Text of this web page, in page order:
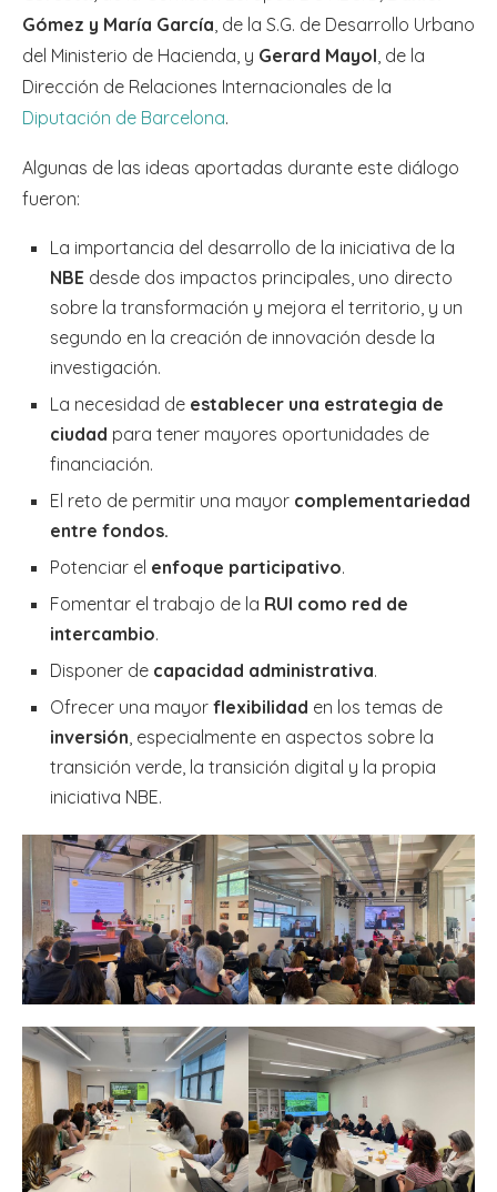
Gómez y María García , de la S.G. de Desarrollo Urbano
del Ministerio de Hacienda, y Gerard Mayol , de la
Dirección de Relaciones Internacionales de la
Diputación de Barcelona.
Algunas de las ideas aportadas durante este diálogo
fueron:
La importancia del desarrollo de la iniciativa de la
NBE desde dos impactos principales, uno directo
sobre la transformación y mejora el territorio, y un
segundo en la creación de innovación desde la
investigación.
La necesidad de establecer una estrategia de
ciudad para tener mayores oportunidades de
financiación.
El reto de permitir una mayor complementariedad
entre fondos.
Potenciar el enfoque participativo.
Fomentar el trabajo de la RUI como red de
intercambio.
Disponer de capacidad administrativa.
Ofrecer una mayor flexibilidad en los temas de
inversión , especialmente en aspectos sobre la
transición verde, la transición digital y la propia
iniciativa NBE.